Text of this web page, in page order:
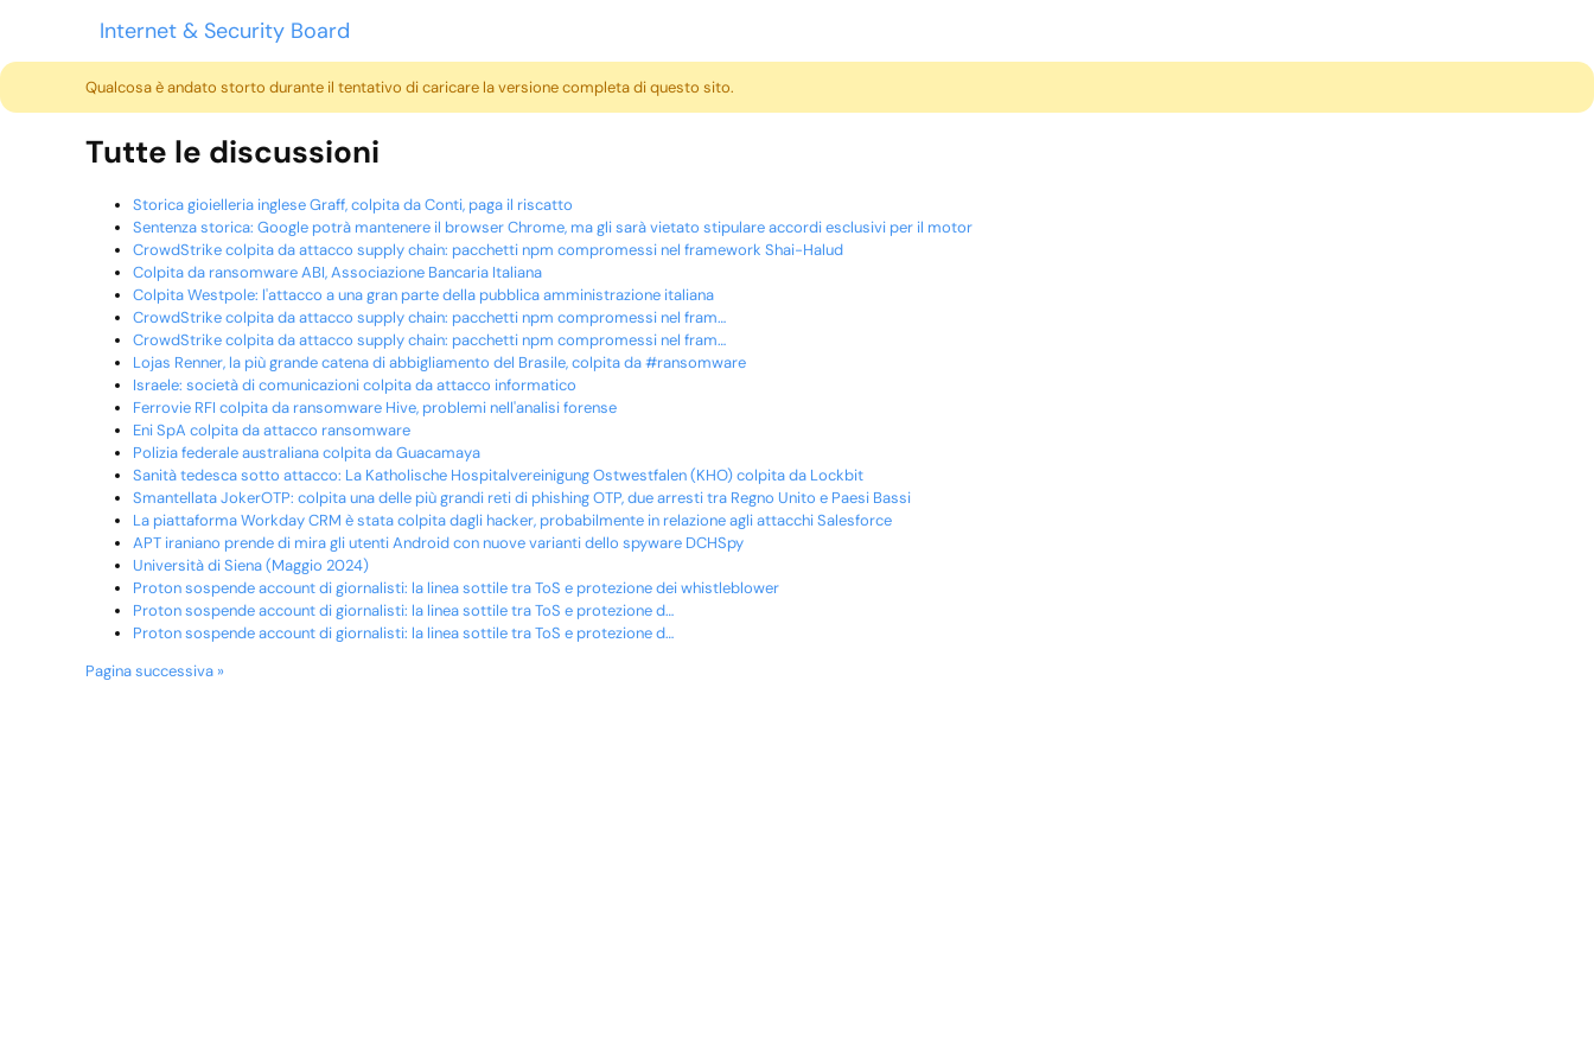
Internet & Security Board
Qualcosa è andato storto durante il tentativo di caricare la versione completa di questo sito.
Tutte le discussioni
Storica gioielleria inglese Graff, colpita da Conti, paga il riscatto
Sentenza storica: Google potrà mantenere il browser Chrome, ma gli sarà vietato stipulare accordi esclusivi per il motor
CrowdStrike colpita da attacco supply chain: pacchetti npm compromessi nel framework Shai-Halud
Colpita da ransomware ABI, Associazione Bancaria Italiana
Colpita Westpole: l'attacco a una gran parte della pubblica amministrazione italiana
CrowdStrike colpita da attacco supply chain: pacchetti npm compromessi nel fram…
CrowdStrike colpita da attacco supply chain: pacchetti npm compromessi nel fram…
Lojas Renner, la più grande catena di abbigliamento del Brasile, colpita da #ransomware
Israele: società di comunicazioni colpita da attacco informatico
Ferrovie RFI colpita da ransomware Hive, problemi nell'analisi forense
Eni SpA colpita da attacco ransomware
Polizia federale australiana colpita da Guacamaya
Sanità tedesca sotto attacco: La Katholische Hospitalvereinigung Ostwestfalen (KHO) colpita da Lockbit
Smantellata JokerOTP: colpita una delle più grandi reti di phishing OTP, due arresti tra Regno Unito e Paesi Bassi
La piattaforma Workday CRM è stata colpita dagli hacker, probabilmente in relazione agli attacchi Salesforce
APT iraniano prende di mira gli utenti Android con nuove varianti dello spyware DCHSpy
Università di Siena (Maggio 2024)
Proton sospende account di giornalisti: la linea sottile tra ToS e protezione dei whistleblower
Proton sospende account di giornalisti: la linea sottile tra ToS e protezione d…
Proton sospende account di giornalisti: la linea sottile tra ToS e protezione d…
Pagina successiva »